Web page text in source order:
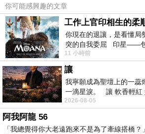
商品訊息描述:
AIR SPACE 彩色條紋前短後長
(好感藍)
你可能感興趣的文章
工作上官印相生的柔
你現在的退讓，是看懂局
突的自我委屈 印星——
一步觀察，不會
11 小時前
讓
我寧願成為聖壇上的一蕊
一滴星淚。 讓 軟香輕紅
夏日最後一瓣玫瑰， 讓
2026-08-05
阿我阿龍 56
「我總覺得你大老遠跑來不是為了牽線搭橋